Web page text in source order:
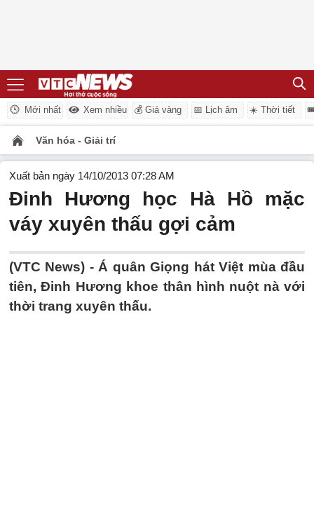
Mới nhất Xem nhiều 💰 Giá vàng 📅 Lịch âm ☀️ Thời tiết
Văn hóa - Giải trí
Xuất bản ngày 14/10/2013 07:28 AM
Đinh Hương học Hà Hồ mặc
váy xuyên thấu gợi cảm
(VTC News) - Á quân Giọng hát Việt mùa đầu
tiên, Đinh Hương khoe thân hình nuột nà với
thời trang xuyên thấu.